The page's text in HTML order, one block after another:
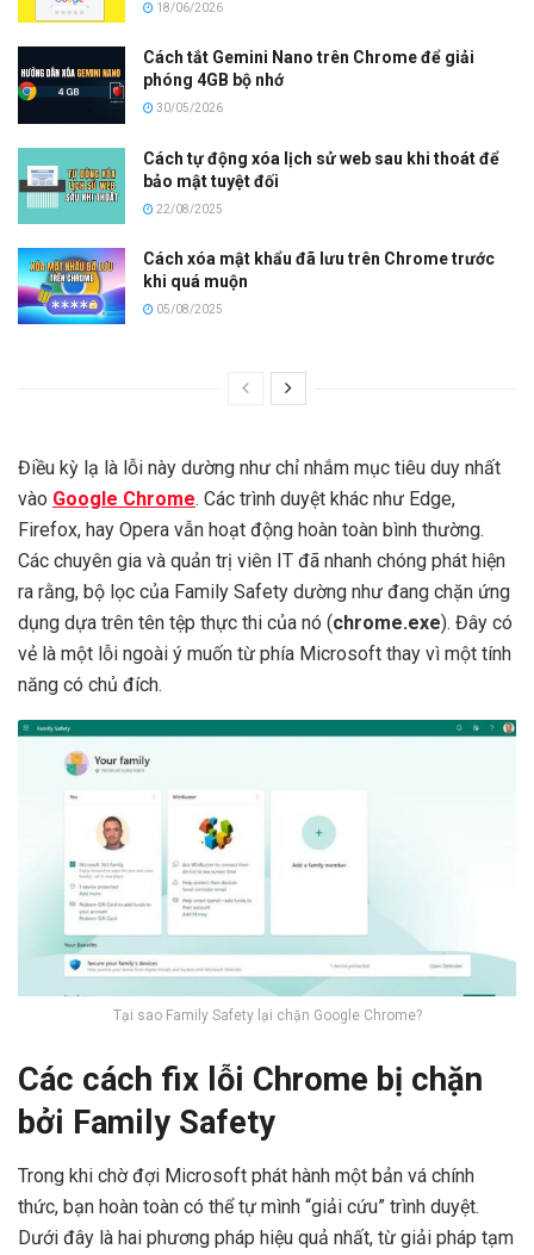
18/06/2026
Cách tắt Gemini Nano trên Chrome để giải
phóng 4GB bộ nhớ
30/05/2026
Cách tự động xóa lịch sử web sau khi thoát để
bảo mật tuyệt đối
22/08/2025
Cách xóa mật khẩu đã lưu trên Chrome trước
khi quá muộn
05/08/2025
Điều kỳ lạ là lỗi này dường như chỉ nhắm mục tiêu duy nhất
vào Google Chrome. Các trình duyệt khác như Edge,
Firefox, hay Opera vẫn hoạt động hoàn toàn bình thường.
Các chuyên gia và quản trị viên IT đã nhanh chóng phát hiện
ra rằng, bộ lọc của Family Safety dường như đang chặn ứng
dụng dựa trên tên tệp thực thi của nó (chrome.exe). Đây có
vẻ là một lỗi ngoài ý muốn từ phía Microsoft thay vì một tính
năng có chủ đích.
Tại sao Family Safety lại chặn Google Chrome?
Các cách fix lỗi Chrome bị chặn
bởi Family Safety
Trong khi chờ đợi Microsoft phát hành một bản vá chính
thức, bạn hoàn toàn có thể tự mình “giải cứu” trình duyệt.
Dưới đây là hai phương pháp hiệu quả nhất, từ giải pháp tạm